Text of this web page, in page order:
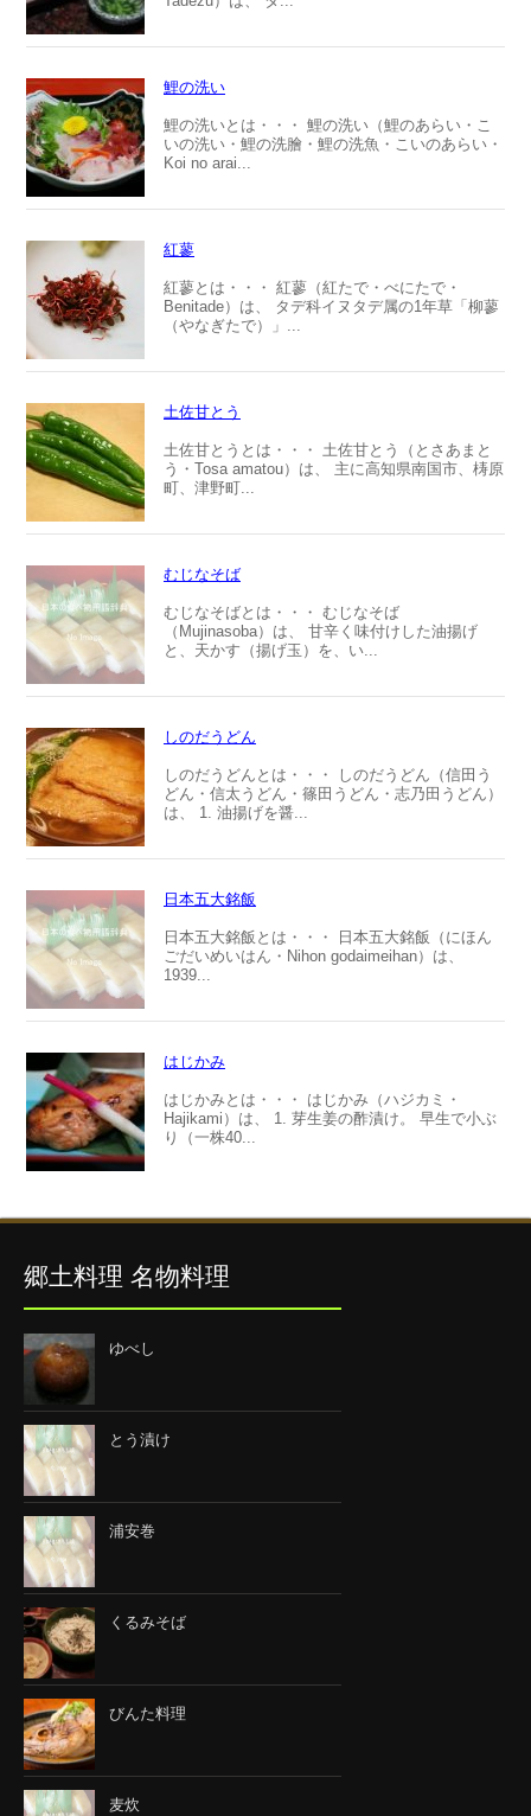
鯉の洗い
鯉の洗いとは・・・ 鯉の洗い（鯉のあらい・こ
いの洗い・鯉の洗膾・鯉の洗魚・こいのあらい・
Koi no arai...
紅蓼
紅蓼とは・・・ 紅蓼（紅たで・べにたで・
Benitade）は、 タデ科イヌタデ属の1年草「柳蓼
（やなぎたで）」...
土佐甘とう
土佐甘とうとは・・・ 土佐甘とう（とさあまと
う・Tosa amatou）は、 主に高知県南国市、梼原
町、津野町...
むじなそば
むじなそばとは・・・ むじなそば
（Mujinasoba）は、 甘辛く味付けした油揚げ
と、天かす（揚げ玉）を、い...
しのだうどん
しのだうどんとは・・・ しのだうどん（信田う
どん・信太うどん・篠田うどん・志乃田うどん）
は、 1. 油揚げを醤...
日本五大銘飯
日本五大銘飯とは・・・ 日本五大銘飯（にほん
ごだいめいはん・Nihon godaimeihan）は、
1939...
はじかみ
はじかみとは・・・ はじかみ（ハジカミ・
Hajikami）は、 1. 芽生姜の酢漬け。 早生で小ぶ
り（一株40...
郷土料理 名物料理
ゆべし
とう漬け
浦安巻
くるみそば
びんた料理
麦炊